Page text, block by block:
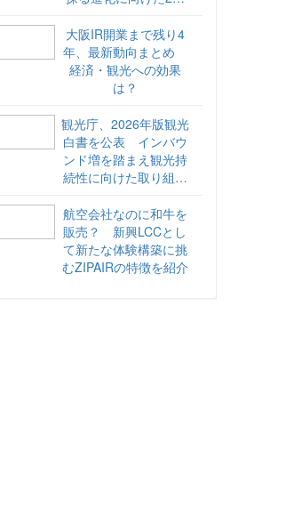
海外DMOのリアル
vol.6】
大阪IR開業まで残り4
年、最新動向まとめ
経済・観光への効果
は？
観光庁、2026年版観光
白書を公表 インバウ
ンド増を踏まえ観光持
続性に向けた取り組み
航空会社なのに和牛を
販売？ 新興LCCとし
て新たな体験構築に挑
むZIPAIRの特徴を紹介